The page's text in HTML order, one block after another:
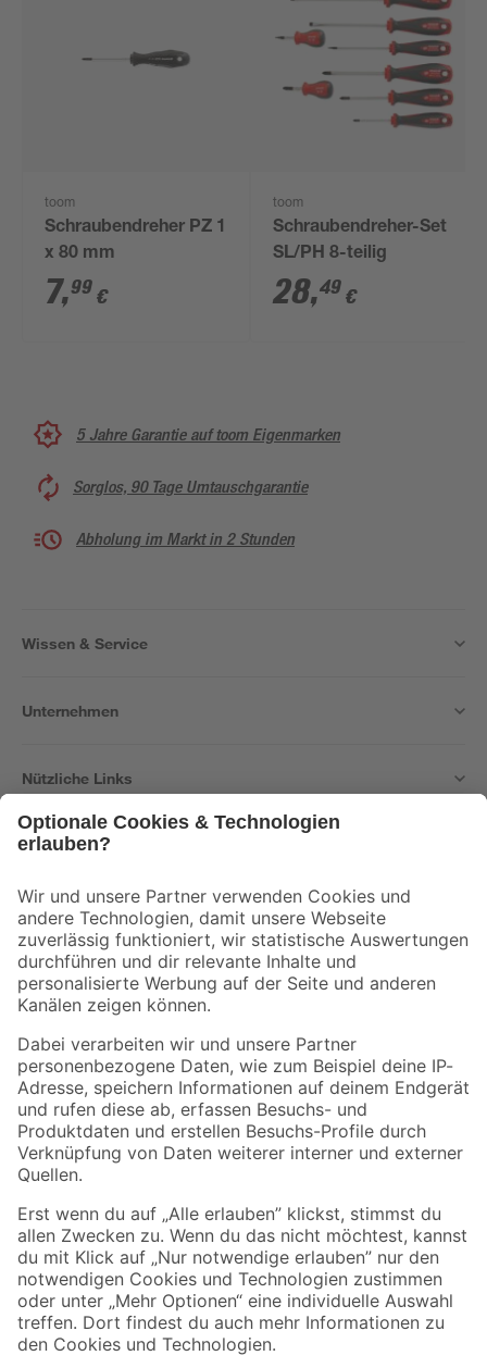
toom
Schraubendreher PZ 1
x 80 mm
7,99 €
toom
Schraubendreher-Set
SL/PH 8-teilig
28,49 €
5 Jahre Garantie auf toom Eigenmarken
Sorglos, 90 Tage Umtauschgarantie
Abholung im Markt in 2 Stunden
Wissen & Service
Unternehmen
Nützliche Links
Der toom Newsletter: Keine Angebote und Aktionen mehr verpassen!
Zur Newsletter Anmeldung
Folge uns
Zahlungsarten Versandarten
Sicher einkaufen
Jetzt die toom-App herunterladen